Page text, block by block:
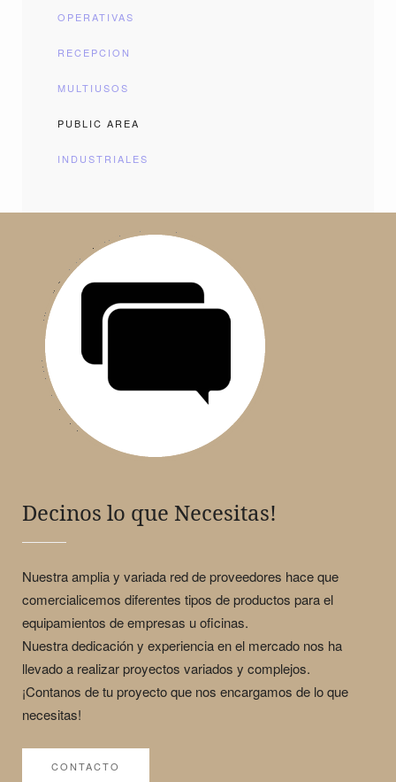
OPERATIVAS
RECEPCION
MULTIUSOS
PUBLIC AREA
INDUSTRIALES
Decinos lo que Necesitas!
Nuestra amplia y variada red de proveedores hace que
comercialicemos diferentes tipos de productos para el
equipamientos de empresas u oficinas.
Nuestra dedicación y experiencia en el mercado nos ha
llevado a realizar proyectos variados y complejos.
¡Contanos de tu proyecto que nos encargamos de lo que
necesitas!
CONTACTO